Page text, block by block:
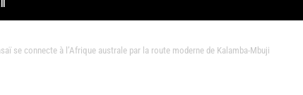
se connecte à l’Afrique australe par la route moderne de Kalamba-Mbuji